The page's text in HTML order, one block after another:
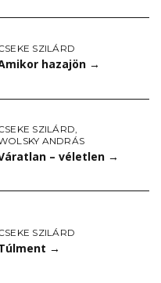
SZILÁRD
hazajön →
SZILÁRD,
ANDRÁS
– véletlen →
SZILÁRD
→